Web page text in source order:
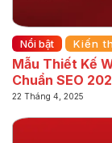
Nổi bật Kiến
Mẫu Thiết Kế
Chuẩn SEO
22 Tháng 4, 2025